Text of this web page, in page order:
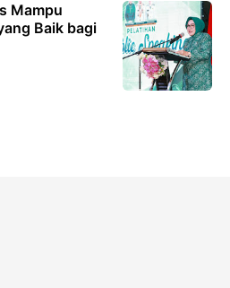
Mampu
Baik bagi